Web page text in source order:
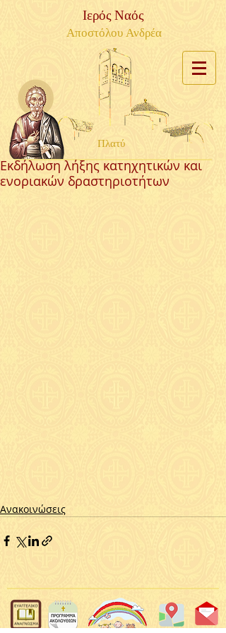
Ιερός Ναός
Αποστόλου Ανδρέα
Πλατύ
Εκδήλωση λήξης κατηχητικών και
ενοριακών δραστηριοτήτων
Ανακοινώσεις